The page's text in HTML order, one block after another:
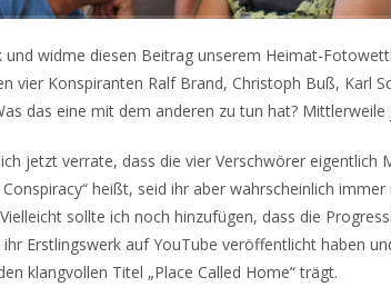
und widme diesen Beitrag unserem Heimat-
vier Konspiranten Ralf Brand, Christoph Buß, Karl
das eine mit dem anderen zu tun hat? Mittlerweile
jetzt verrate, dass die vier Verschwörer eigentlich
Conspiracy“ heißt, seid ihr aber wahrscheinlich
sollte ich noch hinzufügen, dass die
Erstlingswerk auf YouTube veröffentlicht haben
klangvollen Titel „Place Called Home“ trägt.